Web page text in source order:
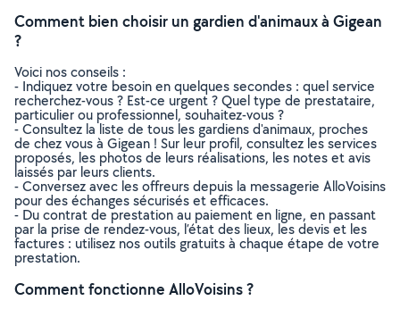
Comment bien choisir un gardien d'animaux à Gigean
?
Voici nos conseils :
- Indiquez votre besoin en quelques secondes : quel service
recherchez-vous ? Est-ce urgent ? Quel type de prestataire,
particulier ou professionnel, souhaitez-vous ?
- Consultez la liste de tous les gardiens d'animaux, proches
de chez vous à Gigean ! Sur leur profil, consultez les services
proposés, les photos de leurs réalisations, les notes et avis
laissés par leurs clients.
- Conversez avec les offreurs depuis la messagerie AlloVoisins
pour des échanges sécurisés et efficaces.
- Du contrat de prestation au paiement en ligne, en passant
par la prise de rendez-vous, l’état des lieux, les devis et les
factures : utilisez nos outils gratuits à chaque étape de votre
prestation.
Comment fonctionne AlloVoisins ?